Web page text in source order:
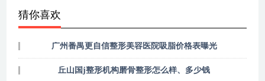
猜你喜欢
广州番禺更自信整形美容医院吸脂价格表曝光
丘山国j整形机构磨骨整形怎么样、多少钱